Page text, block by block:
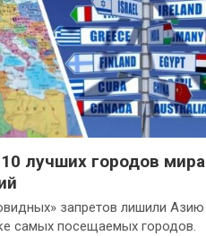
лучших городов мира
запретов лишили Азию
самых посещаемых городов.